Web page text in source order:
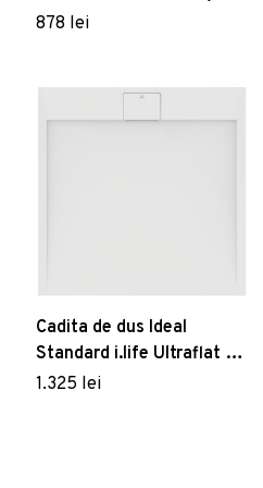
Patmos A Compact
878 lei
Cadita de dus Ideal
Standard i.life Ultraflat S
90x90cm alb
1.325 lei